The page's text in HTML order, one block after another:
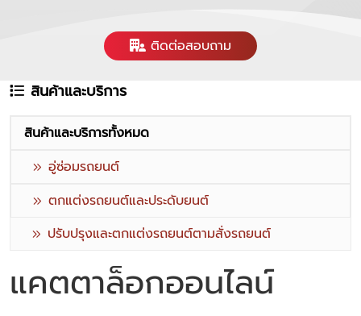
ติดต่อสอบถาม
สินค้าและบริการ
สินค้าและบริการทั้งหมด
อู่ซ่อมรถยนต์
ตกแต่งรถยนต์และประดับยนต์
ปรับปรุงและตกแต่งรถยนต์ตามสั่งรถยนต์
แคตตาล็อกออนไลน์